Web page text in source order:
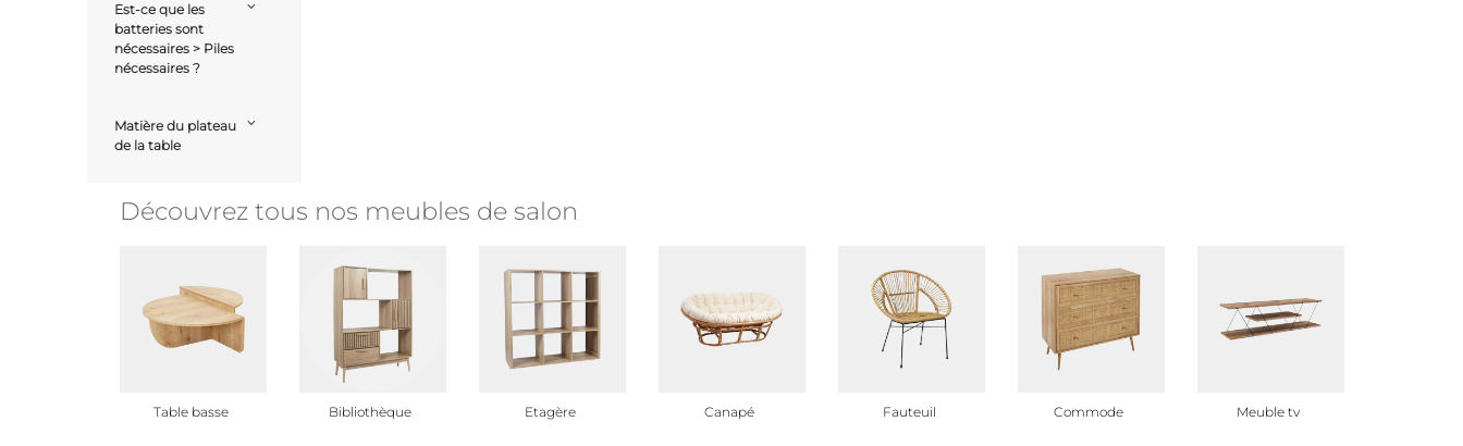
Est-ce que les
batteries sont
nécessaires > Piles
nécessaires ?
Matière du plateau
de la table
Découvrez tous nos meubles de salon
Table basse Bibliothèque Etagère Canapé Fauteuil Commode Meuble tv